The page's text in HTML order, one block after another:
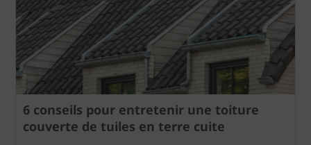
6 conseils pour entretenir une toiture
couverte de tuiles en terre cuite